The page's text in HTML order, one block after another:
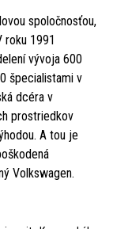
spoločnosťou,
roku 1991
vývoja 600
špecialistami v
dcéra v
prostriedkov
A tou je
Volkswagen.